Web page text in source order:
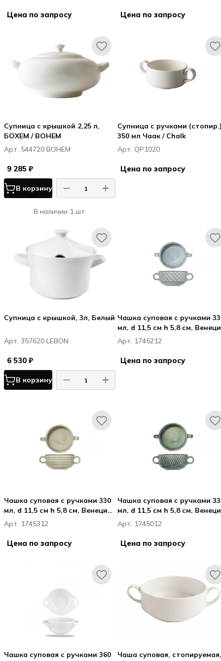
Цена по запросу Цена по запросу
Супница с крышкой 2,25 л,
БОХЕМ / BOHEM
Арт. 544720 BOHEM
9 285 ₽
В корзину
В наличии 1 шт.
Супница с ручками
350 мл Чаак / Chalk
Арт. QP1020
Цена по запросу
Супница с крышкой, 3л, Белый
Арт. 357620 LEBON
6 530 ₽
В корзину
Чашка суповая с ручками
мл, d 11,5 см h 5,8 см,
Venezia
Арт. 1745212
Цена по запросу
Чашка суповая с ручками 330
мл, d 11,5 см h 5,8 см, Венеция /
Venezia
Арт. 1745312
Цена по запросу
Чашка суповая с ручками
мл, d 11,5 см h 5,8 см,
Venezia
Арт. 1745012
Цена по запросу
Чашка суповая с ручками 360
Чаша суповая, стопируемая,